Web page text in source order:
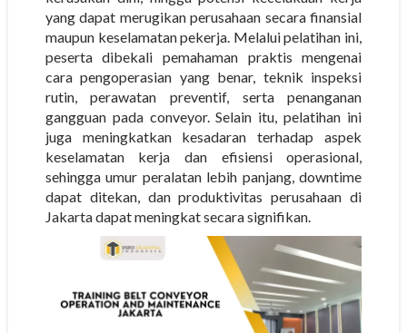
yang dapat merugikan perusahaan secara finansial
maupun keselamatan pekerja. Melalui pelatihan ini,
peserta dibekali pemahaman praktis mengenai
cara pengoperasian yang benar, teknik inspeksi
rutin, perawatan preventif, serta penanganan
gangguan pada conveyor. Selain itu, pelatihan ini
juga meningkatkan kesadaran terhadap aspek
keselamatan kerja dan efisiensi operasional,
sehingga umur peralatan lebih panjang, downtime
dapat ditekan, dan produktivitas perusahaan di
Jakarta dapat meningkat secara signifikan.